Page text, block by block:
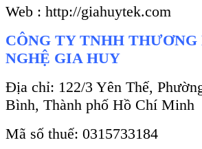
Web : http://giahuytek.com
CÔNG TY TNHH
NGHỆ GIA HUY
Địa chỉ: 122/3 Yên Thế,
Bình, Thành phố Hồ Chí Minh
Mã số thuế: 0315733184